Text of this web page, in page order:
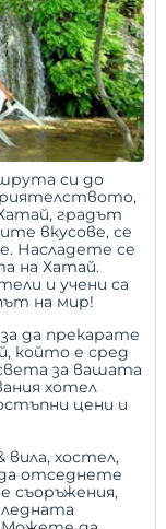
си до
градът
вкусове, се
Насладете се
на Хатай.
и учени са
на мир!
да прекарате
който е сред
за вашата
хотел
цени и
вила,хостел,
отседнете
съоръжения,